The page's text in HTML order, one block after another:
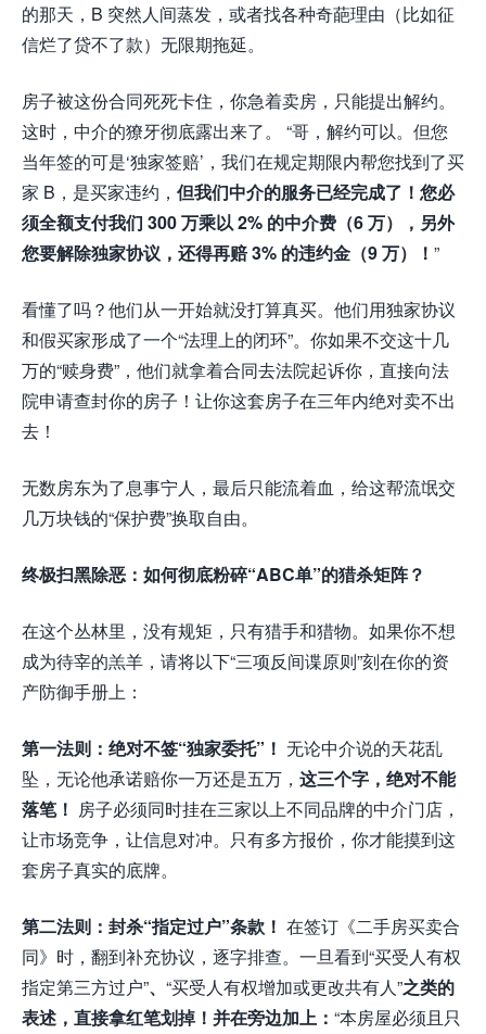
的那天，B 突然人间蒸发，或者找各种奇葩理由（比如征
信烂了贷不了款）无限期拖延。
房子被这份合同死死卡住，你急着卖房，只能提出解约。
这时，中介的獠牙彻底露出来了。 “哥，解约可以。但您
当年签的可是‘独家签赔’，我们在规定期限内帮您找到了买
家 B，是买家违约， 但我们中介的服务已经完成了！您必
须全额支付我们 300 万乘以 2% 的中介费（6 万），另外
您要解除独家协议，还得再赔 3% 的违约金（9 万）！ ”
看懂了吗？他们从一开始就没打算真买。他们用独家协议
和假买家形成了一个“法理上的闭环”。你如果不交这十几
万的“赎身费”，他们就拿着合同去法院起诉你，直接向法
院申请查封你的房子！让你这套房子在三年内绝对卖不出
去！
无数房东为了息事宁人，最后只能流着血，给这帮流氓交
几万块钱的“保护费”换取自由。
终极扫黑除恶：如何彻底粉碎“ABC单”的猎杀矩阵？
在这个丛林里，没有规矩，只有猎手和猎物。如果你不想
成为待宰的羔羊，请将以下“三项反间谍原则”刻在你的资
产防御手册上：
第一法则：绝对不签“独家委托”！ 无论中介说的天花乱
坠，无论他承诺赔你一万还是五万， 这三个字，绝对不能
落笔！ 房子必须同时挂在三家以上不同品牌的中介门店，
让市场竞争，让信息对冲。只有多方报价，你才能摸到这
套房子真实的底牌。
第二法则：封杀“指定过户”条款！ 在签订《二手房买卖合
同》时，翻到补充协议，逐字排查。一旦看到“买受人有权
指定第三方过户”、 “买受人有权增加或更改共有人”之类的
表述，直接拿红笔划掉！并在旁边加上： “本房屋必须且只